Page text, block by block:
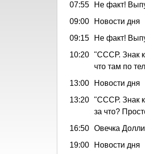
07:55
Не факт!
09:00
Новости дня
09:15
Не факт!
10:20 "СССР. Знак
что там по
13:00
Новости дня
13:20 "СССР. Знак
за что?
16:50 Овечка
19:00
Новости дня